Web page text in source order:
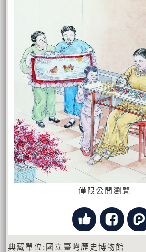
僅限公開瀏覽
典藏單位:國立臺灣歷史博物館